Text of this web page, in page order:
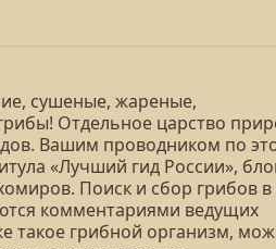
сушеные, жареные,
Отдельное царство
Вашим проводником по
«Лучший гид России»,
Поиск и сбор грибов в
комментариями ведущих
такое грибной организм,